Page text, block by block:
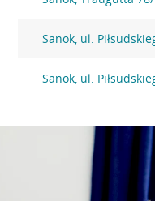
Sanok, ul.
Sanok, ul.